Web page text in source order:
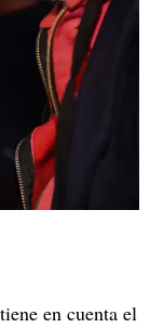
en cuenta el